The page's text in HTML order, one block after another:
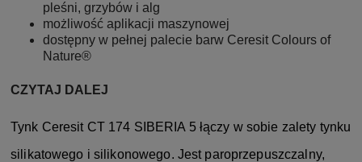
pleśni, grzybów i alg
możliwość aplikacji maszynowej
dostępny w pełnej palecie barw Ceresit Colours of
Nature®
CZYTAJ DALEJ
Tynk Ceresit CT 174 SIBERIA 5 łączy w sobie zalety tynku
silikatowego i silikonowego. Jest paroprzepuszczalny,